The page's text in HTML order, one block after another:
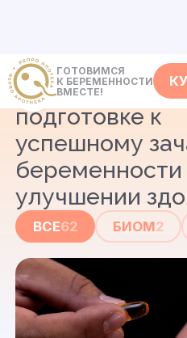
ГОТОВИМСЯ
К БЕРЕМЕННОСТИ
ВМЕСТЕ!
Советыо
подготовке к
успешному
беременности
улучшении
ВСЕ62 БИОМ2